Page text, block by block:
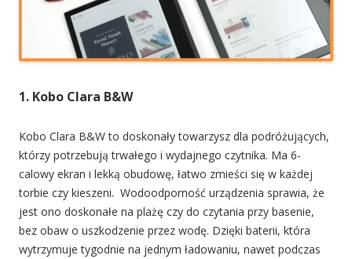
1. Kobo Clara B&W
Kobo Clara B&W to doskonały towarzysz dla podróżujących,
którzy potrzebują trwałego i wydajnego czytnika. Ma 6-
calowy ekran i lekką obudowę, łatwo zmieści się w każdej
torbie czy kieszeni. Wodoodporność urządzenia sprawia, że
jest ono doskonałe na plażę czy do czytania przy basenie,
bez obaw o uszkodzenie przez wodę. Dzięki baterii, która
wytrzymuje tygodnie na jednym ładowaniu, nawet podczas